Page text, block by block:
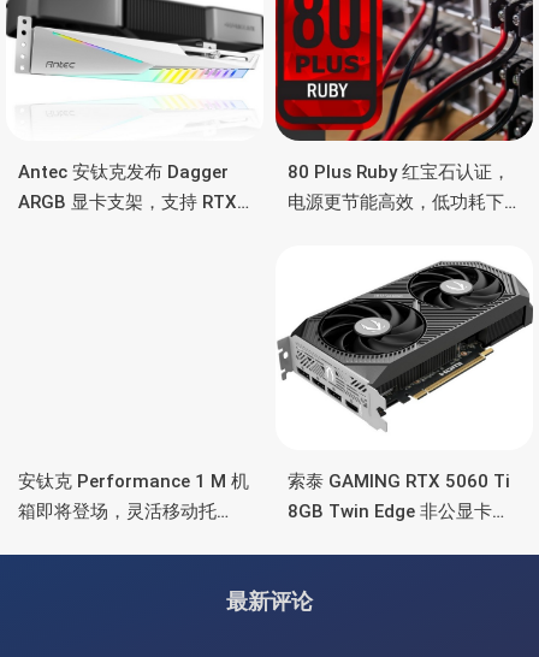
Antec 安钛克发布 Dagger
ARGB 显卡支架，支持 RTX
80 Plus Ruby 红宝石认证，
电源更节能高效，低功耗下
安钛克 Performance 1 M 机
箱即将登场，灵活移动托
索泰 GAMING RTX 5060 Ti
8GB Twin Edge 非公显卡，
最新评论